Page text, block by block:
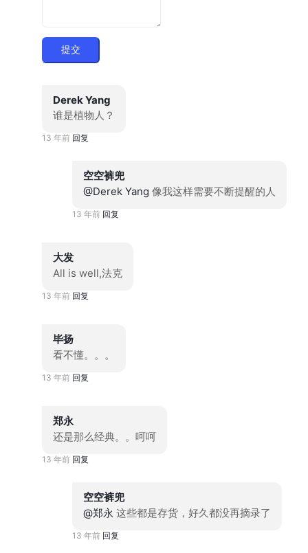
提交
Derek Yang
谁是植物人？
13 年前 回复
空空裤兜
@Derek Yang 像我这样需要不断提醒的人
13 年前 回复
大发
All is well,法克
13 年前 回复
毕扬
看不懂。。。
13 年前 回复
郑永
还是那么经典。。呵呵
13 年前 回复
空空裤兜
@郑永 这些都是存货，好久都没再摘录了
13 年前 回复